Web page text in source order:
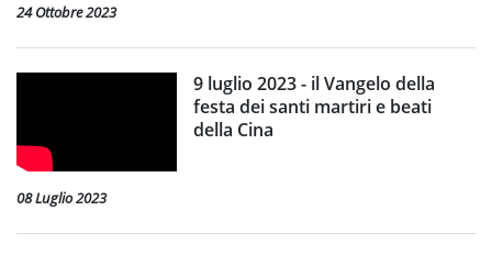
24 Ottobre 2023
9 luglio 2023 - il Vangelo della
festa dei santi martiri e beati
della Cina
08 Luglio 2023